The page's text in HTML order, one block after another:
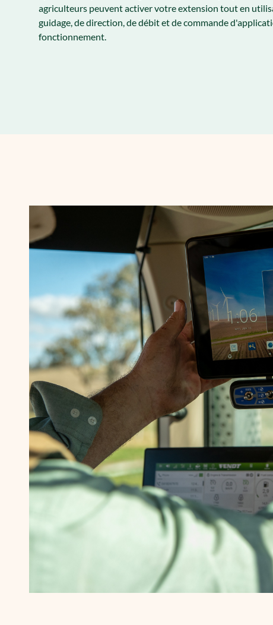
agriculteurs peuvent activer votre extension tout en
guidage, de direction, de débit et de commande
fonctionnement.